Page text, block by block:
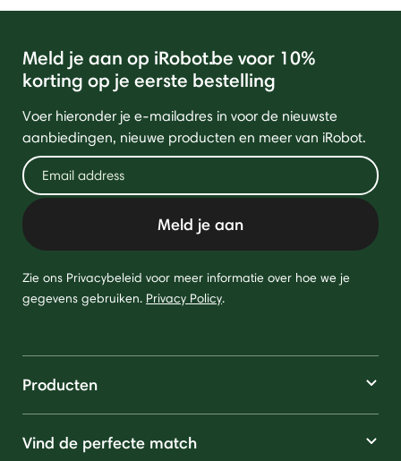
Meld je aan op iRobot.be voor 10%
korting op je eerste bestelling
Voer hieronder je e-mailadres in voor de nieuwste
aanbiedingen, nieuwe producten en meer van iRobot.
Meld je aan
Zie ons Privacybeleid voor meer informatie over hoe we je
gegevens gebruiken. Privacy Policy.
Producten
Vind de perfecte match